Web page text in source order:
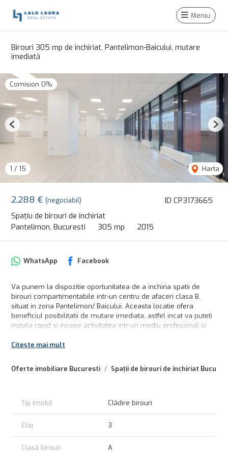
Meniu
Birouri 305 mp de închiriat, Pantelimon-Baicului, mutare
imediată
ID CP3173665
2,288 € (negociabil)
Spațiu de birouri de închiriat
Pantelimon, Bucuresti
305 mp 2015
Comision 0%
1 / 15 Harta
Previous
Oferte imobiliare Bucuresti Spații de birouri de închiriat
WhatsApp Facebook
Va punem la dispozitie oportunitatea de a inchiria spatii de
birouri compartimentabile intr-un centru de afaceri clasa B,
situat in zona Pantelimon/ Baicului. Aceasta locatie ofera
beneficiul posibilitatii de mutare imediata, astfel incat va puteti
instala rapid si incepe activitatea intr-un mediu profesional si
Aveti acces rapid la numeroase mijloace de transport in
oferind oportunitati pentru a va dezvolta afacerea.
dispune de o suprafata utila de 350 metri patrati la etajul 4,
disponibila pentru inchiriat. Acest spatiu este conceput ca open
space, oferind un design interior elegant si adaptabil oricarui tip
Citește mai mult
Tip imobil Clădire birouri
Etaj 3
Clasă birouri A